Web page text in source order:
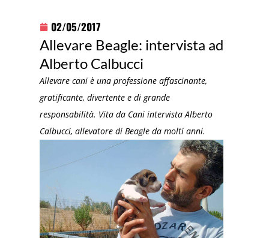
02/05/2017
Allevare Beagle: intervista ad
Alberto Calbucci
Allevare cani è una professione affascinante,
gratificante, divertente e di grande
responsabilità. Vita da Cani intervista Alberto
Calbucci, allevatore di Beagle da molti anni.